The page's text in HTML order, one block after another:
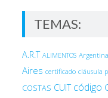
TEMAS:
A.R.T ALIMENTOS Argentina
Aires certificado cláusula
COSTAS CUIT código